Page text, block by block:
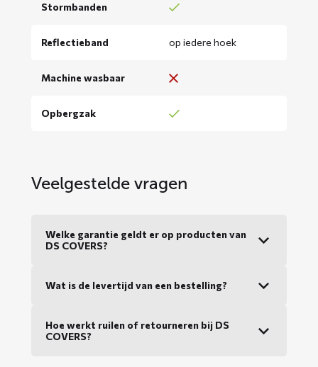
Stormbanden
Reflectieband op iedere hoek
Machine wasbaar
Opbergzak
Veelgestelde vragen
Welke garantie geldt er op producten van
DS COVERS?
Wat is de levertijd van een bestelling?
Hoe werkt ruilen of retourneren bij DS
COVERS?